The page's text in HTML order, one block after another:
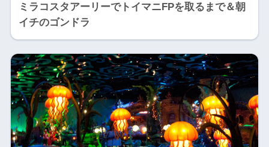
ミラコスタアーリーでトイマニFPを取るまで＆朝
イチのゴンドラ